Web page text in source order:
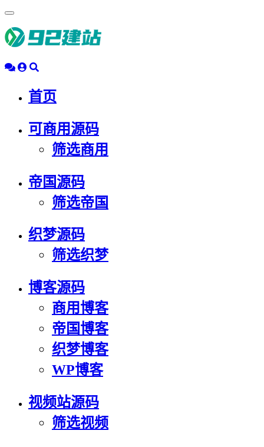
动
导
首页
可商用源码
筛选商用
帝国源码
筛选帝国
织梦源码
筛选织梦
博客源码
商用博客
帝国博客
织梦博客
WP博客
视频站源码
筛选视频